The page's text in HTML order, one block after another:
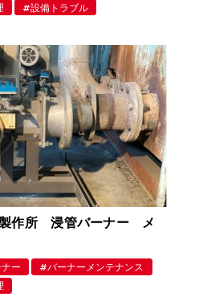
設備トラブル
製作所 浸管バーナー メ
ー
バーナーメンテナンス